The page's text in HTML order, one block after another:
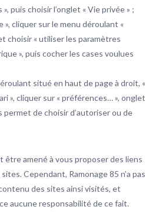
puis choisir l’onglet « Vie privée » ;
», cliquer sur le menu déroulant «
choisir « utiliser les paramètres
», puis cocher les cases voulues
situé en haut de page à droit, «
», cliquer sur « préférences… », onglet
permet de choisir d’autoriser ou de
être amené à vous proposer des liens
Cependant, Ramonage 85 n’a pas
des sites ainsi visités, et
aucune responsabilité de ce fait.